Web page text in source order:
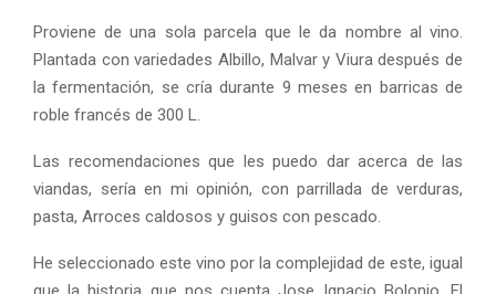
Proviene de una sola parcela que le da nombre al vino.
Plantada con variedades Albillo, Malvar y Viura después de
la fermentación, se cría durante 9 meses en barricas de
roble francés de 300 L.
Las recomendaciones que les puedo dar acerca de las
viandas, sería en mi opinión, con parrillada de verduras,
pasta, Arroces caldosos y guisos con pescado.
He seleccionado este vino por la complejidad de este, igual